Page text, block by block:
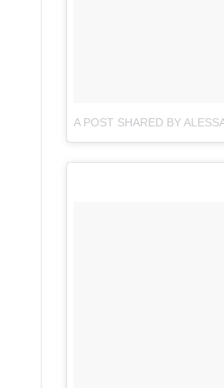
A POST SHARED BY